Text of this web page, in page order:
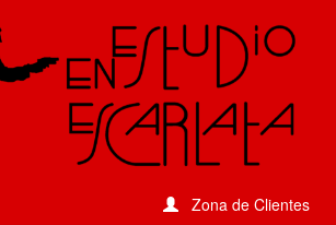
Zona de Clientes